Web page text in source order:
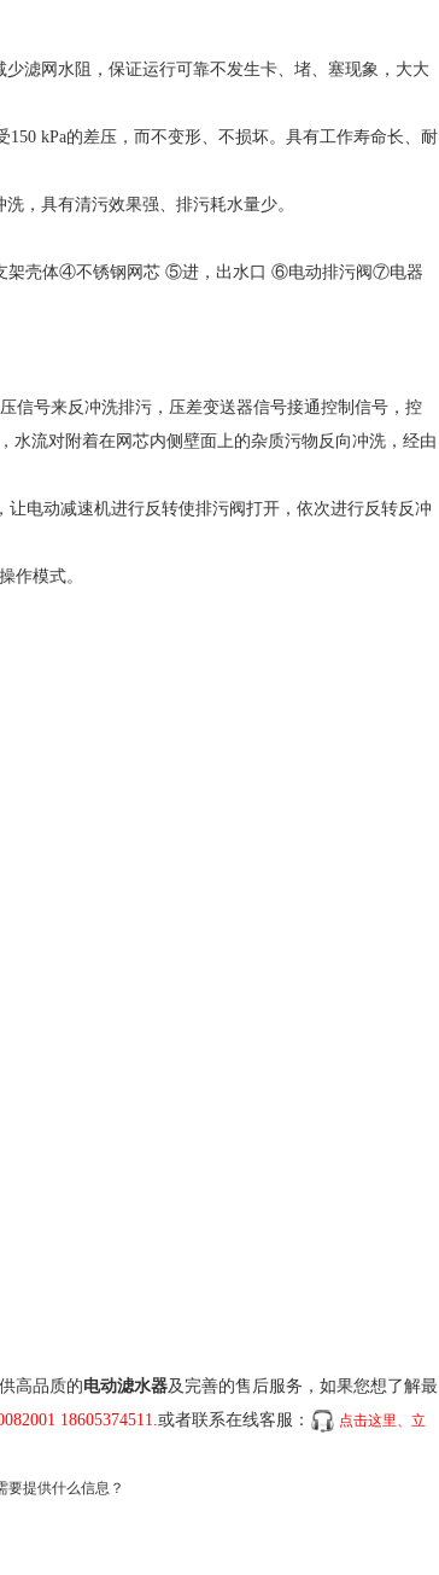
滤网水阻，保证运行可靠不发生卡、堵、塞现象，大大
kPa的差压，而不变形、不损坏。具有工作寿命长、耐
，具有清污效果强、排污耗水量少。
架壳体④不锈钢网芯 ⑤进，出水口 ⑥电动排污阀⑦电器
信号来反冲洗排污，压差变送器信号接通控制信号，控
水流对附着在网芯内侧壁面上的杂质污物反向冲洗，经由
电动减速机进行反转使排污阀打开，依次进行反转反冲
作模式。
高品质的电动滤水器及完善的售后服务，如果您想了解最
18605374511.或者联系在线客服：
点击这里、立
要提供什么信息？